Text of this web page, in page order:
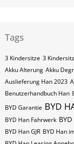
Tags
3 Kindersitze 3
Akku Alterung Akku
Auslieferung Han 2023
Benutzerhandbuch Han
BYD Garantie BYD
BYD Han Fahrwerk
BYD Han GJR BYD Han